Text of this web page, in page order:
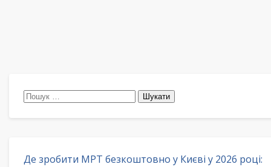
Пошук:
Де зробити МРТ безкоштовно у Києві у 2026 році: